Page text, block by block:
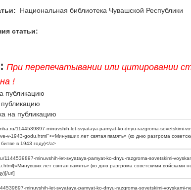
Национальная библиотека Чувашской Республики
статьи:
При перепечатывании или цитировании
!
публикацию
на публикацию